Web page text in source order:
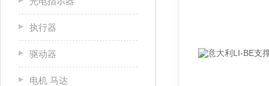
执行器
驱动器
电机 马达